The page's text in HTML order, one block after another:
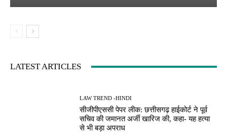
LATEST ARTICLES
LAW TREND -HINDI
सीजीपीएससी पेपर लीक: छत्तीसगढ़ हाईकोर्ट ने पूर्व
सचिव की जमानत अर्जी खारिज की, कहा- यह हत्या
से भी बड़ा अपराध